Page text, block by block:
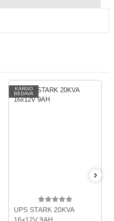
KARGO
BEDAVA
UPS STARK 20KVA
16x12V 9AH